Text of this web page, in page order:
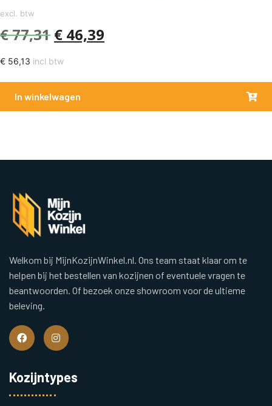
excl. btw
€77,31 € 46,39
€ 56,13 incl btw
In winkelwagen
Welkom bij MijnKozijnWinkel.nl. Ons team staat klaar om te
helpen bij het bestellen van kozijnen of eventuele vragen te
beantwoorden. Of bezoek onze showroom voor de ultieme
beleving.
Kozijntypes